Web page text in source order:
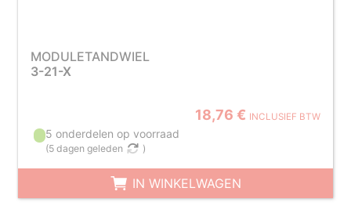
MODULETANDWIEL
3-21-X
18,76 € INCLUSIEF BTW
5 onderdelen op voorraad
(5 dagen geleden )
IN WINKELWAGEN